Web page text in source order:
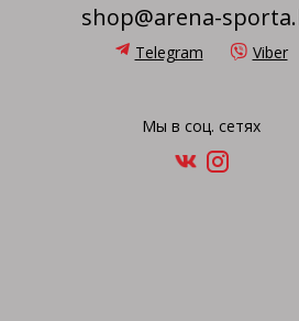
shop@arena-
Telegram Viber
Мы в соц. сетях